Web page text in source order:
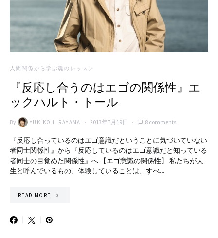
人間関係から学ぶ魂のレッスン
『反応し合うのはエゴの関係性』エ
ックハルト・トール
By YUKIKO HIRAYAMA 2013年7月19日 8 comments
『反応し合っているのはエゴ意識だということに気づいていない
者同士関係性』から『反応しているのはエゴ意識だと知っている
者同士の目覚めた関係性』へ 【エゴ意識の関係性】 私たちが人
生と呼んでいるもの、体験していることは、すべ…
READ MORE